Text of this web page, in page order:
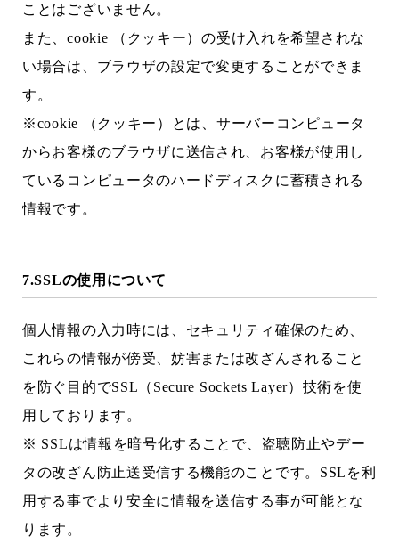
ことはございません。
また、cookie （クッキー）の受け入れを希望されな
い場合は、ブラウザの設定で変更することができま
す。
※cookie （クッキー）とは、サーバーコンピュータ
からお客様のブラウザに送信され、お客様が使用し
ているコンピュータのハードディスクに蓄積される
情報です。
7.SSLの使用について
個人情報の入力時には、セキュリティ確保のため、
これらの情報が傍受、妨害または改ざんされること
を防ぐ目的でSSL（Secure Sockets Layer）技術を使
用しております。
※ SSLは情報を暗号化することで、盗聴防止やデー
タの改ざん防止送受信する機能のことです。SSLを利
用する事でより安全に情報を送信する事が可能とな
ります。